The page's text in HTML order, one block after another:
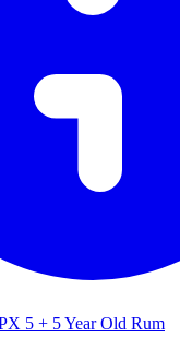
5 + 5 Year Old Rum